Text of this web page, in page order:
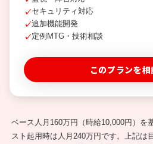
✓セキュリティ対応
✓追加機能開発
✓定例MTG・技術相談
このプランを
ベース人月160万円（時給10,000円）を
スト起用時は人月240万円です。上記は